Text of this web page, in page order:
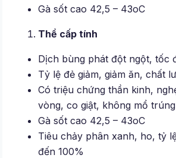
Gà sốt cao 42,5 – 43oC
Thể cấp tính
Dịch bùng phát đột ngột, tốc
Tỷ lệ đẻ giảm, giảm ăn, chất
Có triệu chứng thần kinh,
vòng, co giật, không mổ
Gà sốt cao 42,5 – 43oC
Tiêu chảy phân xanh, ho, tỷ
đến 100%